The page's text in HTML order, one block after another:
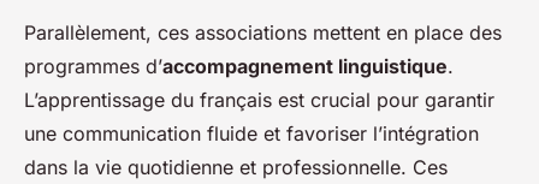
Parallèlement, ces associations mettent en place des
programmes d’accompagnement linguistique.
L’apprentissage du français est crucial pour garantir
une communication fluide et favoriser l’intégration
dans la vie quotidienne et professionnelle. Ces